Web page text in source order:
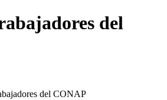
del
del CONAP